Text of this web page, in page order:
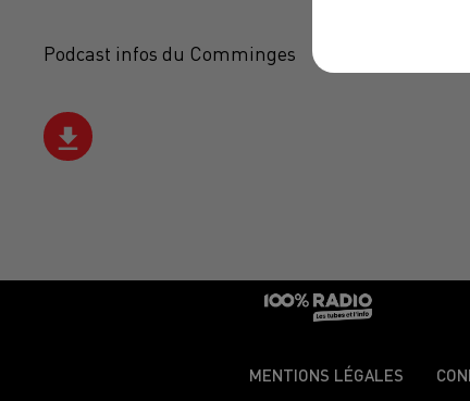
Podcast infos du Comminges
MENTIONS LÉGALES